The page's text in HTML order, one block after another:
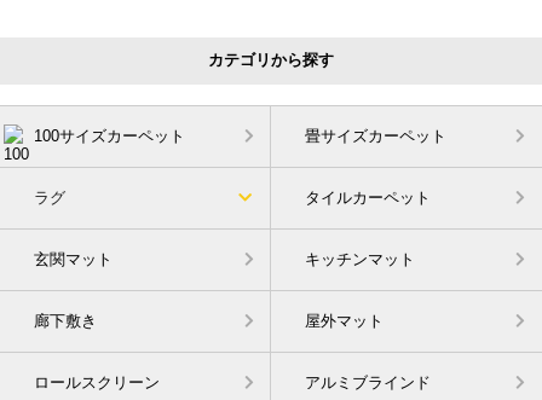
カテゴリから探す
100サイズカーペット 畳サイズカーペット
ラグ タイルカーペット
玄関マット キッチンマット
廊下敷き 屋外マット
ロールスクリーン アルミブラインド